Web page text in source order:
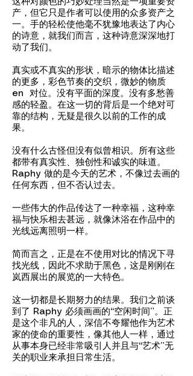
这种对颜色的巧妙处理当然是一项重要资
产，但它只是作者可以使用的众多资产之
一。手的轻松使他毫不犹豫地表达了内心
的诗意，就我们而言，这种诗意深深地打
动了我们。
真实或不真实的形状，暗示的物体比描述
的更多，彩色节奏的交织，微妙的物质
en 对位。没有平面的深度。没有多愁善
感的轻盈。在这一切的背后是一个绝对可
靠的结构，无疑是很久以前的工作的成
果。
没有什么古怪但没有似曾相识。所有这些
都带有真实性、独创性和诚实的味道。
Raphy 做的是今天的艺术，不像过去画的
任何东西，但不否认过去。
一些伟大的作品传达了一种幸福，这种幸
福与快乐相去甚远，就像沐浴在作品中的
光线远离照明一样。
简而言之，正是在不使用对比的情况下寻
找光线，因此不求助于黑色，这是刚刚在
岚西展出的展览的一大特色。
这一切都是长期努力的结果。我们之前谈
到了 Raphy 必须画画的“空闲时间”。正
是这个非凡的人，深信不夸耀他作为艺术
家的使命的重要性，像其他人一样，通过
从事本身已经非常吸引人并且与“艺术”无
关的职业来承担日常生活。